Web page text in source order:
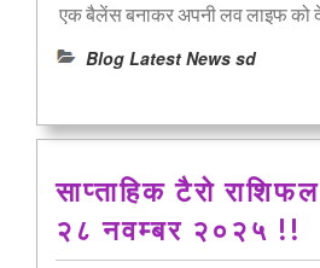
एक बैलेंस बनाकर अपनी लव लाइफ को
Blog Latest News sd
साप्ताहिक टैरो
२८ नवम्बर २०२५ !!